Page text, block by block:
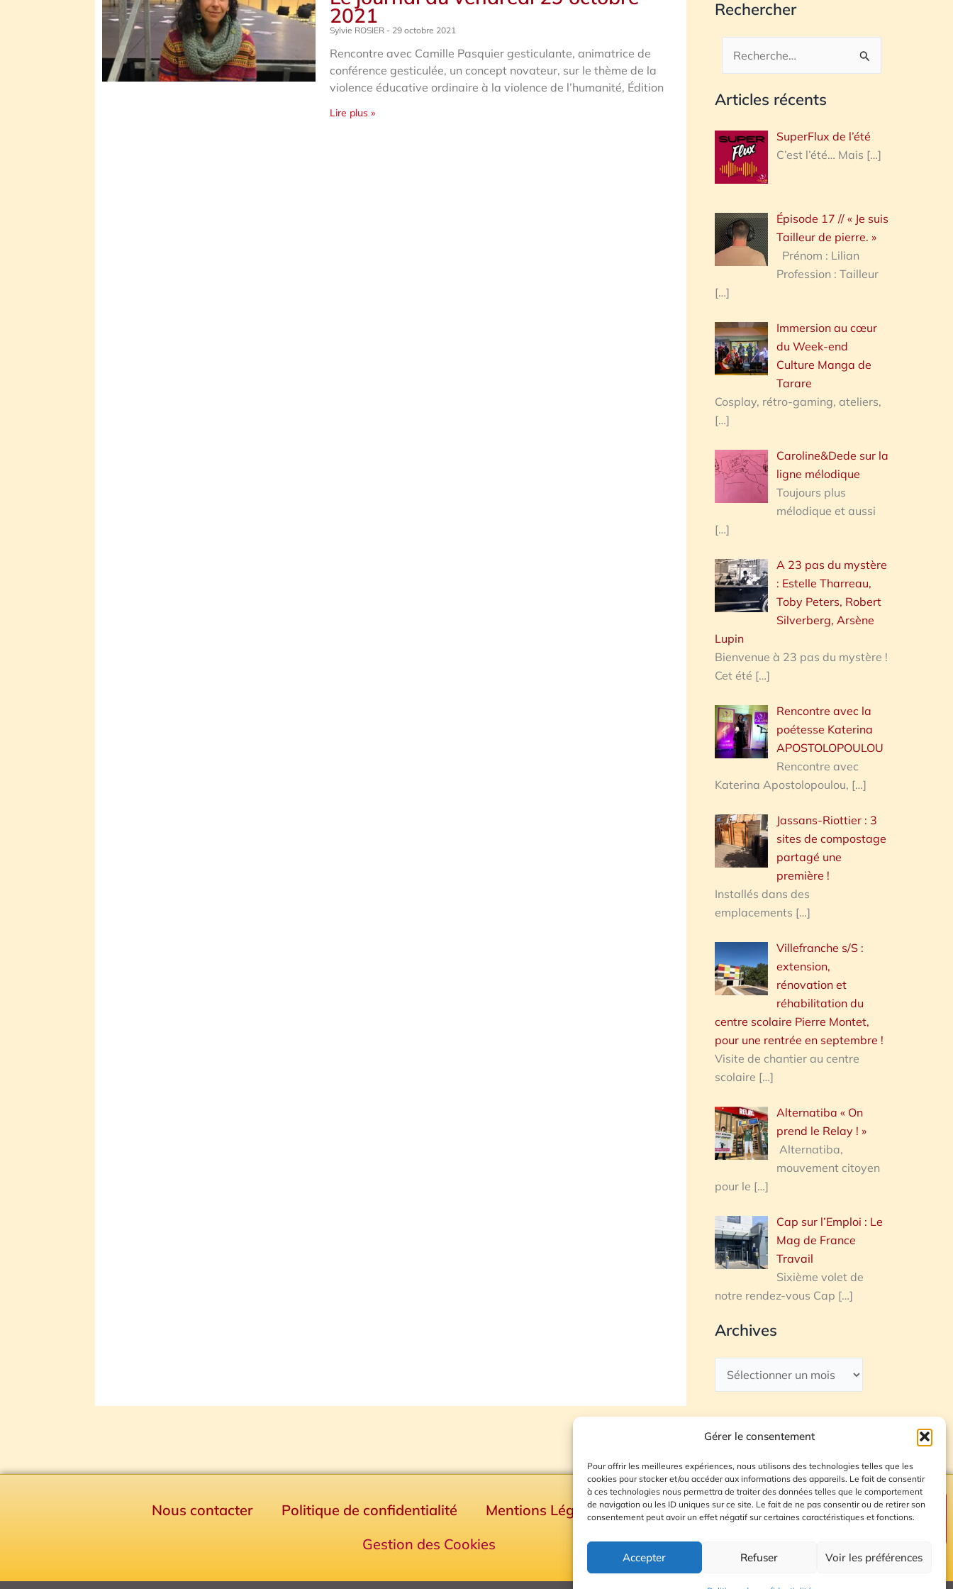
Gérer le consentement
Pour offrir les meilleures expériences, nous utilisons des technologies telles que les
cookies pour stocker et/ou accéder aux informations des appareils. Le fait de consentir
à ces technologies nous permettra de traiter des données telles que le comportement
de navigation ou les ID uniques sur ce site. Le fait de ne pas consentir ou de retirer son
consentement peut avoir un effet négatif sur certaines caractéristiques et fonctions.
Accepter Refuser Voir les préférences
2021
Sylvie ROSIER 29 octobre 2021
Rencontre avec Camille Pasquier gesticulante, animatrice de
conférence gesticulée, un concept novateur, sur le thème de la
violence éducative ordinaire à la violence de l’humanité, Édition
Lire plus »
Rechercher
Rechercher :
Articles récents
SuperFlux de l’été
C’est l’été… Mais […]
Épisode 17 // « Je suis
Tailleur de pierre. »
Prénom : Lilian
Profession : Tailleur
[…]
Immersion au cœur
du Week-end
Culture Manga de
Tarare
Cosplay, rétro-gaming, ateliers,
[…]
Caroline&Dede sur la
ligne mélodique
Toujours plus
mélodique et aussi
[…]
A 23 pas du mystère
: Estelle Tharreau,
Toby Peters, Robert
Silverberg, Arsène
Lupin
Bienvenue à 23 pas du mystère !
Cet été […]
Rencontre avec la
poétesse Katerina
APOSTOLOPOULOU
Rencontre avec
Katerina Apostolopoulou, […]
Jassans-Riottier : 3
sites de compostage
partagé une
première !
Installés dans des
emplacements […]
Villefranche s/S :
extension,
rénovation et
réhabilitation du
centre scolaire Pierre Montet,
pour une rentrée en septembre !
Visite de chantier au centre
scolaire […]
Alternatiba « On
prend le Relay ! »
Alternatiba,
mouvement citoyen
pour le […]
Cap sur l’Emploi : Le
Mag de France
Travail
Sixième volet de
notre rendez-vous Cap […]
Archives
Nous contacter Politique de confidentialité Mentions Légales
Plan du site
Gestion des Cookies